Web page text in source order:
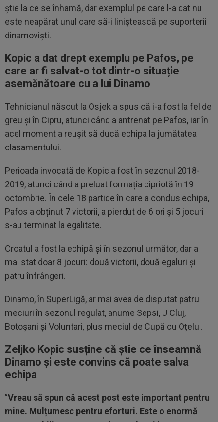
știe la ce se înhamă, dar exemplul pe care l-a dat nu
este neapărat unul care să-i liniștească pe suporterii
dinamoviști.
Kopic a dat drept exemplu pe Pafos, pe
care ar fi salvat-o tot dintr-o situație
asemănătoare cu a lui Dinamo
Tehnicianul născut la Osjek a spus că i-a fost la fel de
greu și în Cipru, atunci când a antrenat pe Pafos, iar în
acel moment a reușit să ducă echipa la jumătatea
clasamentului.
Perioada invocată de Kopic a fost în sezonul 2018-
2019, atunci când a preluat formația cipriotă în 19
octombrie. În cele 18 partide în care a condus echipa,
Pafos a obținut 7 victorii, a pierdut de 6 ori și 5 jocuri
s-au terminat la egalitate.
Croatul a fost la echipă și în sezonul următor, dar a
mai stat doar 8 jocuri: două victorii, două egaluri și
patru înfrângeri.
Dinamo, în SuperLigă, ar mai avea de disputat patru
meciuri în sezonul regulat, anume Sepsi, U Cluj,
Botoșani și Voluntari, plus meciul de Cupă cu Oțelul.
Zeljko Kopic susține că știe ce înseamnă
Dinamo și este convins că poate salva
echipa
”Vreau să spun că acest post este important pentru
mine. Mulțumesc pentru eforturi. Este o enormă